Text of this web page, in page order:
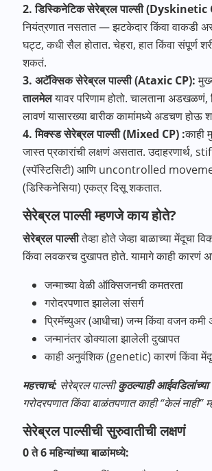
2. डिस्किनेटिक सेरेब्रल पाल्सी (Dyskinetic
नियंत्रणात नसतात — झटकेदार किंवा वाकडी
घट्ट, कधी सैल होतात. चेहरा, हात किंवा संपूर्ण
शकतं.
3. अटॅक्सिक सेरेब्रल पाल्सी (Ataxic CP):
तालमेलयावर परिणाम होतो. चालताना अडखळणं,
लावणं यासारख्या बारीक कामांमध्ये अडचण होऊ
4. मिक्स्ड सेरेब्रल पाल्सी (Mixed CP) :काही
जास्त प्रकारांची लक्षणं असतात. उदाहरणार्थ,
(स्पॅस्टिसिटी) आणि uncontrolled
(डिस्किनेसिया) एकत्र दिसू शकतात.
सेरेब्रल पाल्सी म्हणजे काय होते?
सेरेब्रलपाल्सीतेव्हा होते जेव्हा बाळाच्या मेंदूचा
किंवा लवकरच दुखापत होते. यामागे काही कारणं
जन्माच्या वेळी ऑक्सिजनची कमतरता
गरोदरपणात झालेला संसर्ग
प्रिमॅच्युअर (आधीचा) जन्म किंवा वजन
जन्मानंतर डोक्याला झालेली दुखापत
काही अनुवंशिक (genetic) कारणं किंवा
महत्त्वाचं: सेरेब्रल पाल्सीकुठल्याही
गरोदरपणात किंवा बाळंतपणात काही “केलं नाही”
सेरेब्रल पाल्सीची सुरुवातीची लक्षणं
0 ते 6 महिन्यांच्या बाळांमध्ये: